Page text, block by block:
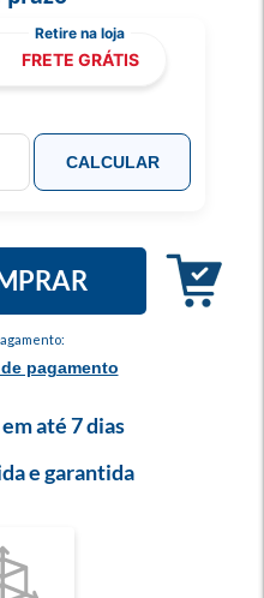
pagamento
FRETE GRÁTIS
CALCULAR
até 7 dias
e garantida